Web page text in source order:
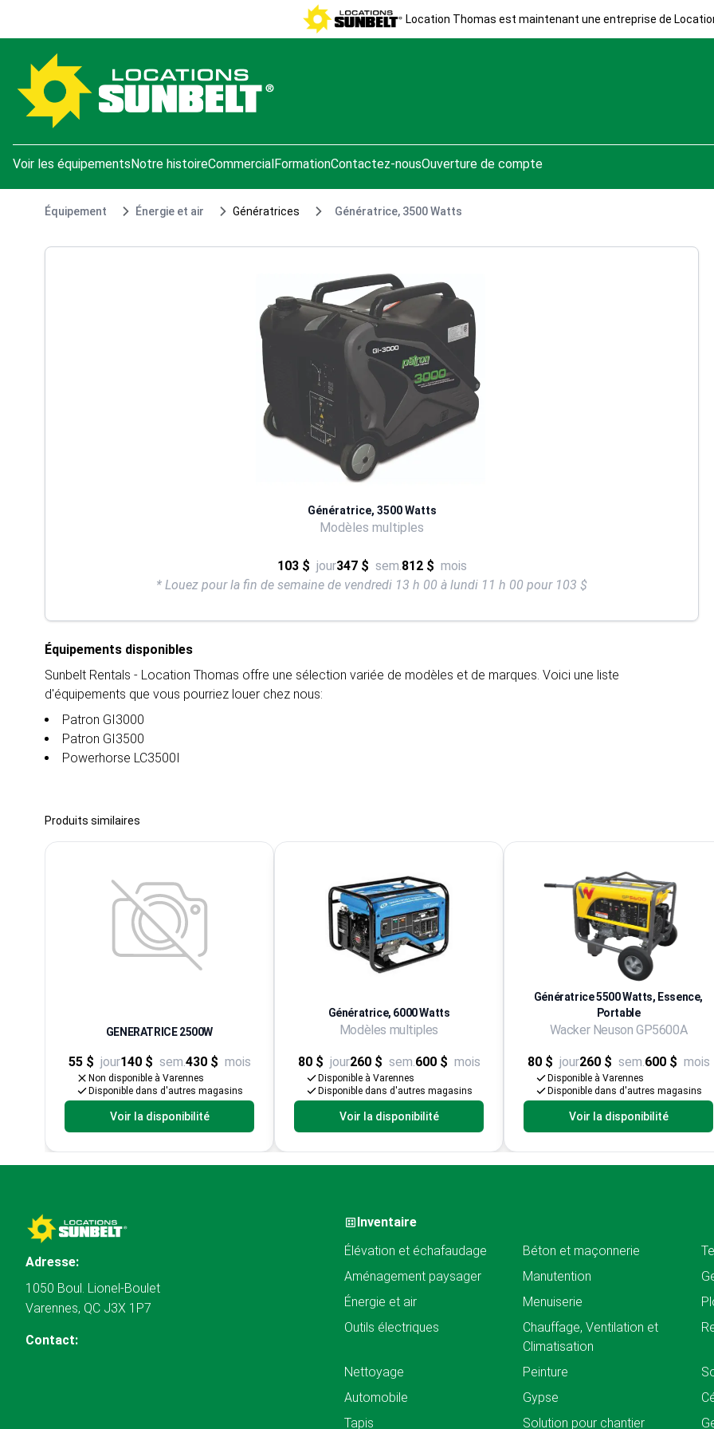
Location Thomas est maintenant une entreprise de
Voir les équipements Notre histoireCommercial FormationContactez-nousOuverture de compte
Équipement Énergie et air Génératrices Génératrice, 3500 Watts
Génératrice, 3500 Watts
Modèles multiples
103 $ jour347 $ sem.812 $ mois
* Louez pour la fin de semaine de vendredi 13 h 00 à lundi 11 h 00 pour 103 $
Équipements disponibles
Sunbelt Rentals - Location Thomas offre une sélection variée de modèles et de marques. Voici une liste
d'équipements que vous pourriez louer chez nous:
Patron GI3000
Patron GI3500
Powerhorse LC3500I
Produits similaires
GENERATRICE 2500W
55 $ jour140 $ sem.430 $ mois
Non disponible à Varennes
Disponible dans d'autres magasins
Voir la disponibilité
Génératrice, 6000 Watts
Modèles multiples
80 $ jour260 $ sem.600 $ mois
Disponible à Varennes
Disponible dans d'autres magasins
Voir la disponibilité
Génératrice 5500 Watts, Essence,
Portable
Wacker Neuson GP5600A
80 $ jour260 $ sem.600 $ mois
Disponible à Varennes
Disponible dans d'autres magasins
Voir la disponibilité
Adresse:
1050 Boul. Lionel-Boulet
Varennes, QC J3X 1P7
Contact:
Inventaire
Élévation et échafaudage
Béton et maçonnerie
Aménagement paysager
Manutention
Énergie et air
Menuiserie
Outils électriques
Chauffage, Ventilation et
Climatisation
Nettoyage Peinture
Automobile
Gypse
Tapis
Solution pour chantier